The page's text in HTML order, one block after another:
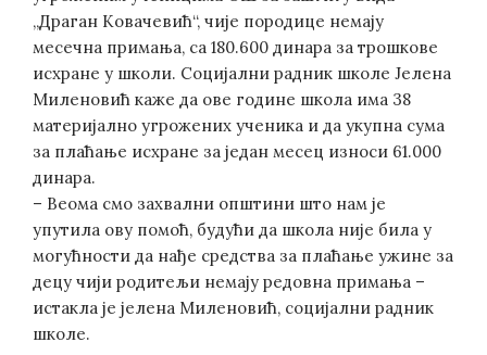
„Драган Ковачевић“, чије породице немају
месечна примања, са 180.600 динара за трошкове
исхране у школи. Социјални радник школе Јелена
Миленовић каже да ове године школа има 38
материјално угрожених ученика и да укупна сума
за плаћање исхране за један месец износи 61.000
динара.
– Веома смо захвални општини што нам је
упутила ову помоћ, будући да школа није била у
могућности да нађе средства за плаћање ужине за
децу чији родитељи немају редовна примања –
истакла је јелена Миленовић, социјални радник
школе.